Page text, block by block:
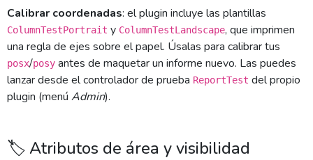
Calibrar coordenadas: el plugin incluye las plantillas
ColumnTestPortrait y ColumnTestLandscape, que imprimen
una regla de ejes sobre el papel. Úsalas para calibrar tus
posx/posy antes de maquetar un informe nuevo. Las puedes
lanzar desde el controlador de prueba ReportTest del propio
plugin (menú Admin).
🏷️ Atributos de área y visibilidad